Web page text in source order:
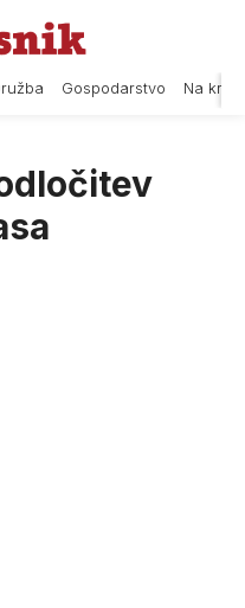
Gospodarstvo Na